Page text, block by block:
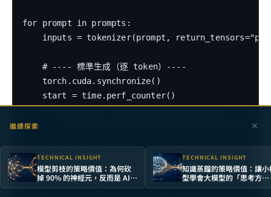
for prompt in prompts:
inputs = tokenizer(prompt,
    # ---- 標準生成（逐 token）----
    torch.cuda.synchronize()
    start = time.perf_counter()
**inputs, max_new_tokens=80,
    torch.cuda.synchronize()
    t_standard = time.perf_counter() - start
繼續探索
TECHNICAL INSIGHT
模型剪枝的策略價值：為何砍
掉 90% 的神經元，反而是 AI
落地的最短路徑
TECHNICAL INSIGHT
知識蒸餾的策略價值：讓小
型學會大模型的「思考方
式」，是 AI 規模化的關鍵